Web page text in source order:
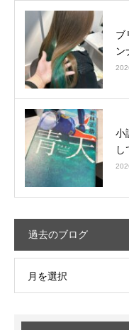
ブ
ン
小
し
過去のブログ
月を選択